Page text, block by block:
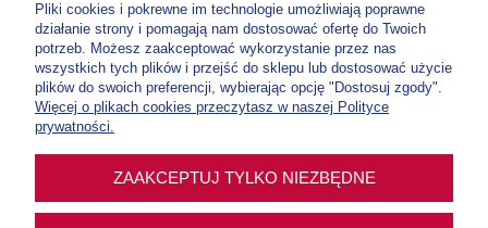
Wydawnictwo Ojców Franciszkanów Niepokalanów
Paprotnia, ul. o. M. Kolbego 5, 96-515 Teresin
NIP: 837 000 03 67
Nr konta: 70 1020 1185 0000 4302 0307 5900
Tylko do zamówień w e-sklepie
Nr konta:12 1020 1185 0000 4102 0012 3877
Tylko na intencje mszalne, prenumeraty
Pliki cookies i pokrewne im technologie umożliwiają poprawne
działanie strony i pomagają nam dostosować ofertę do Twoich
potrzeb. Możesz zaakceptować wykorzystanie przez nas
wszystkich tych plików i przejść do sklepu lub dostosować użycie
plików do swoich preferencji, wybierając opcję "Dostosuj zgody".
Więcej o plikach cookies przeczytasz w naszej Polityce
prywatności.
ZAAKCEPTUJ TYLKO NIEZBĘDNE